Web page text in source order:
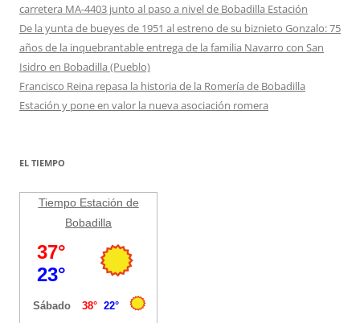
carretera MA-4403 junto al paso a nivel de Bobadilla Estación
De la yunta de bueyes de 1951 al estreno de su biznieto Gonzalo: 75
años de la inquebrantable entrega de la familia Navarro con San
Isidro en Bobadilla (Pueblo)
Francisco Reina repasa la historia de la Romería de Bobadilla
Estación y pone en valor la nueva asociación romera
EL TIEMPO
Tiempo Estación de
Bobadilla